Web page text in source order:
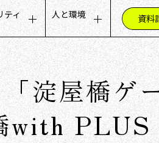
観
ティ
リティに関するメッセージ
ルーシブな取り組み
取り組み
について
人と環境
募集職種（採用情報）
人材への想い
働く環境
社員の声
資料
淀屋橋ゲ
PLUS